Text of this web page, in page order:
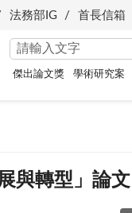
法務部IG 首長信箱
傑出論文獎 學術研究案
與轉型」論文